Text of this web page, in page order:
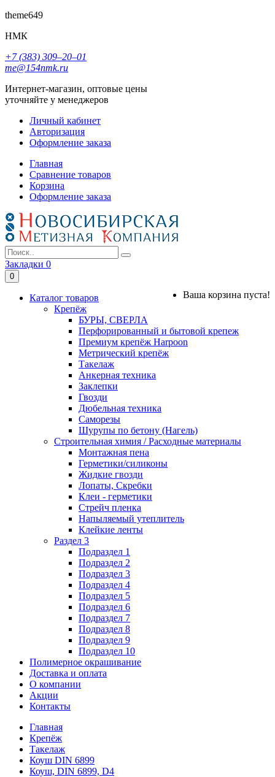
theme649
НМК
+7 (383) 309‒20‒01
me@154nmk.ru
Интернет-магазин, оптовые цены
уточняйте у менеджеров
Личный кабинет
Авторизация
Оформление заказа
Главная
Сравнение товаров
Корзина
Оформление заказа
Закладки 0
0
Ваша корзина пуста!
Каталог товаров
Крепёж
БУРЫ, СВЕРЛА
Перфорированный и бытовой крепеж
Премиум крепёж Harpoon
Метрический крепёж
Такелаж
Анкерная техника
Заклепки
Гвозди
Дюбельная техника
Саморезы
Шурупы по бетону (Нагель)
Строительная химия / Расходные материалы
Монтажная пена
Герметики/силиконы
Жидкие гвозди
Лопаты, Скребки
Клеи - герметики
Стрейч пленка
Напыляемый утеплитель
Клейкие ленты
Раздел 3
Подраздел 1
Подраздел 2
Подраздел 3
Подраздел 4
Подраздел 5
Подраздел 6
Подраздел 7
Подраздел 8
Подраздел 9
Подраздел 10
Полимерное окрашивание
Доставка и оплата
О компании
Акции
Контакты
Главная
Крепёж
Такелаж
Коуш DIN 6899
Коуш, DIN 6899, D4